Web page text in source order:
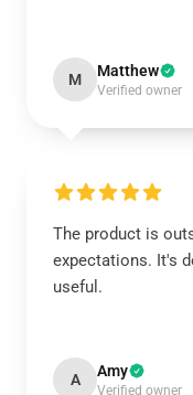
M Matthew
Verified owner
The product is
expectations. It's
useful.
A Amy
Verified owner